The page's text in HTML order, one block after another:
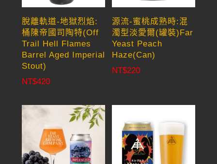
脫離軌道-地獄烈焰:
桶陳帝國司陶特(Off
Trail Hell Flames
Barrel Aged Imperial
Stout)
NT$420
源流-蜜桃成熟時:混
濁型淡愛爾(罐裝)Far
Yeast Peach
Haze(Can)
NT$220